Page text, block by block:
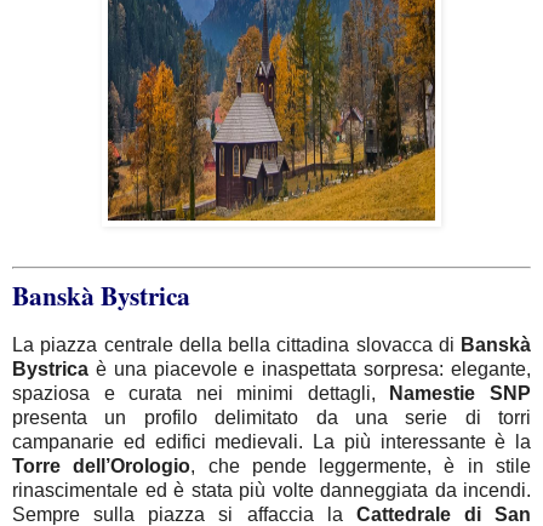
Banskà Bystrica
La piazza centrale della bella cittadina slovacca di Banskà
Bystrica è una piacevole e inaspettata sorpresa: elegante,
spaziosa e curata nei minimi dettagli,
Namestie
SNP
presenta un profilo delimitato da una serie di torri
campanarie ed edifici medievali. La più interessante è la
Torre dell’Orologio, che pende leggermente, è in stile
rinascimentale ed è stata più volte danneggiata da incendi.
Sempre sulla piazza si affaccia la Cattedrale di San